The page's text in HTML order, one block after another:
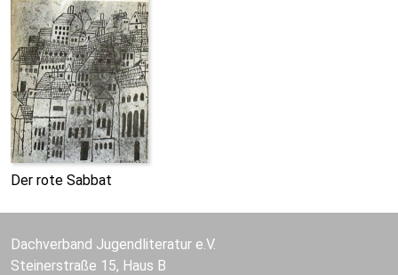
Der rote Sabbat
Dachverband Jugendliteratur e.V.
Steinerstraße 15, Haus B